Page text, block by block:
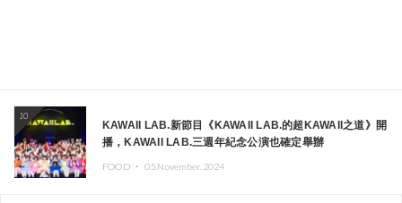
10
KAWAII LAB.新節目《KAWAII LAB.的超KAWAII之道》開
播，KAWAII LAB.三週年紀念公演也確定舉辦
FOOD ・ 05.November.2024